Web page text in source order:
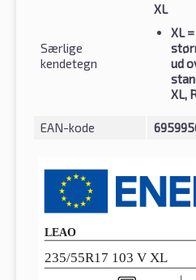
Særlige
kendetegn
XL
XL=
ud
XL,
EAN-kode